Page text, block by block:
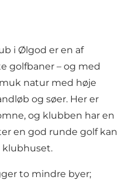
i Ølgod er en af
golfbaner – og med
natur med høje
og søer. Her er
og klubben har en
en god runde golf kan
klubhuset.
to mindre byer;